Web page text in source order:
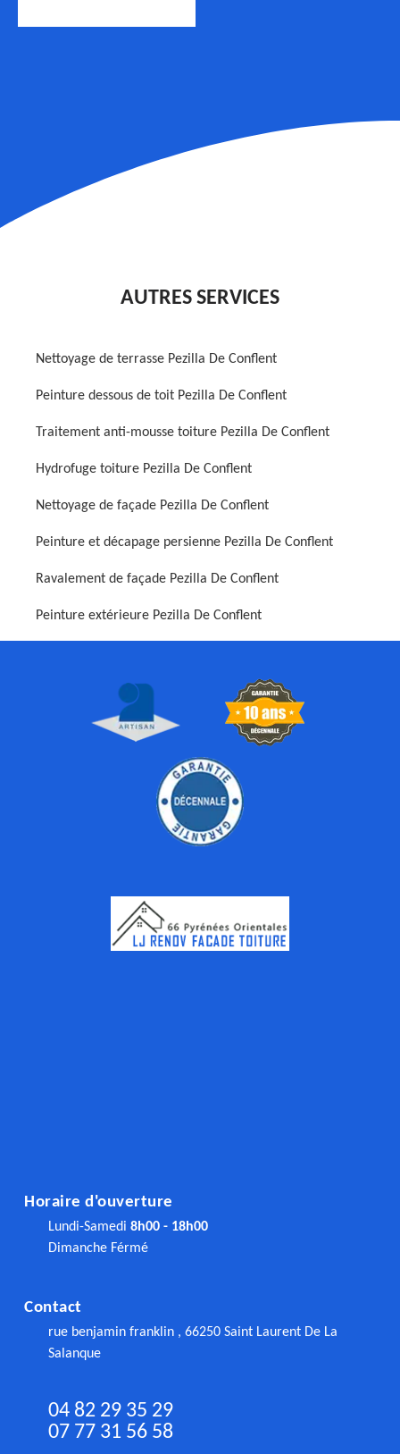
AUTRES SERVICES
Nettoyage de terrasse Pezilla De Conflent
Peinture dessous de toit Pezilla De Conflent
Traitement anti-mousse toiture Pezilla De Conflent
Hydrofuge toiture Pezilla De Conflent
Nettoyage de façade Pezilla De Conflent
Peinture et décapage persienne Pezilla De Conflent
Ravalement de façade Pezilla De Conflent
Peinture extérieure Pezilla De Conflent
Horaire d'ouverture
Lundi-Samedi 8h00 - 18h00
Dimanche Férmé
Contact
rue benjamin franklin , 66250 Saint Laurent De La
Salanque
04 82 29 35 29
07 77 31 56 58